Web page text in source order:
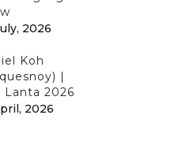
2026
Koh
|
Lanta 2026
2026